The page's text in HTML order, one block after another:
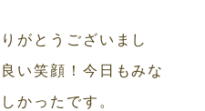
がとうございまし
い笑顔！今日もみな
かったです。